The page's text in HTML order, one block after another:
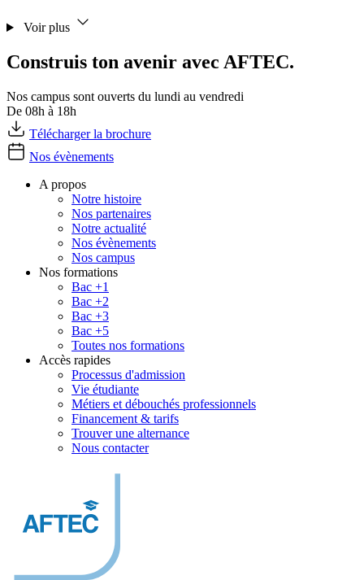
Voir plus
Construis ton avenir avec AFTEC.
Nos campus sont ouverts du lundi au vendredi
De 08h à 18h
Télécharger la brochure
Nos évènements
A propos
Notre histoire
Nos partenaires
Notre actualité
Nos évènements
Nos campus
Nos formations
Bac +1
Bac +2
Bac +3
Bac +5
Toutes nos formations
Accès rapides
Processus d'admission
Vie étudiante
Métiers et débouchés professionnels
Financement & tarifs
Trouver une alternance
Nous contacter